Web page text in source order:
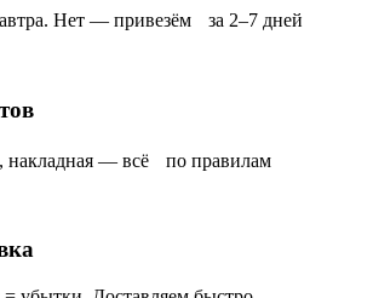
Нет — привезём за 2–7 дней
накладная — всё по правилам